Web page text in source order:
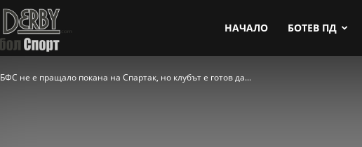
НАЧАЛО БОТЕВ ПД
БФС не е пращало покана на Спартак, но клубът е готов да...